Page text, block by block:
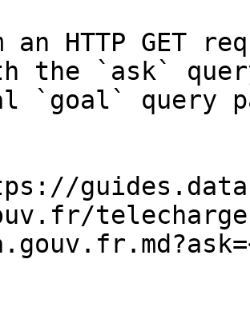
an HTTP GET
the `ask`
`goal` query